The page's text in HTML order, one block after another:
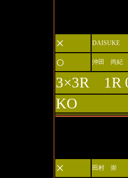
×
DAISUKE
○ 沖田 尚紀
3×3R 1R
KO
×
田村 崇